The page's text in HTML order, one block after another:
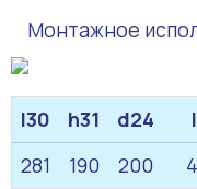
Монтажное
l30 h31 d24
281
190 200